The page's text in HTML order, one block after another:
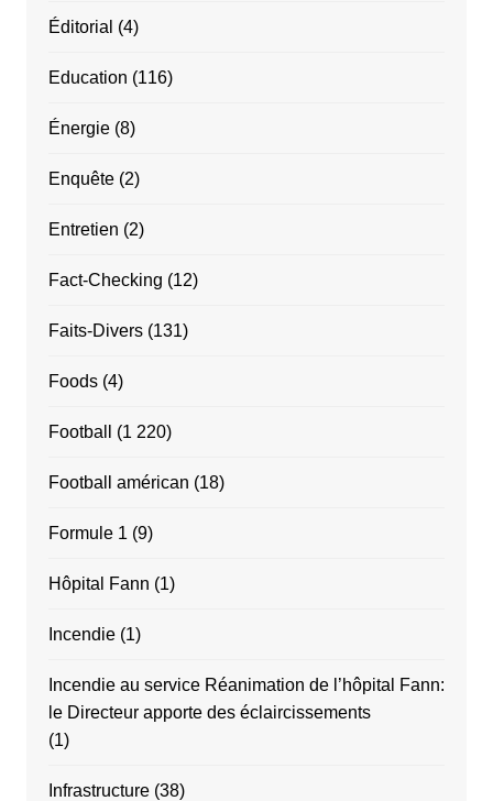
Éditorial (4)
Education (116)
Énergie(8)
Enquête(2)
Entretien (2)
Fact-Checking (12)
Faits-Divers(131)
Foods(4)
Football (1 220)
Football américan (18)
Formule 1 (9)
Hôpital Fann (1)
Incendie(1)
Incendie au service Réanimation de l’hôpital Fann:
le Directeur apporte des éclaircissements
(1)
Infrastructure(38)